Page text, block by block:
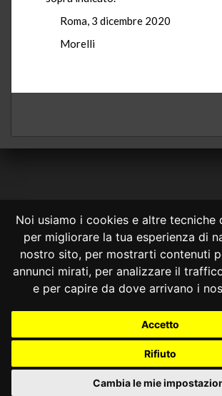
Noi usiamo i cookies e altre tecniche
per migliorare la tua esperienza di
nostro sito, per mostrarti contenuti
annunci mirati, per analizzare il
e per capire da dove arrivano i
Accetto
Rifiuto
Cambia le mie
Roma, 3 dicembre 2020
Morelli
CONSULTA ONLINE DAL 1995 -
Consulta OnLine non ha prodotto e non è
le informazioni legali di siti
costituisce una relazione di
Nessuno deve confidare o agire in base alle
info@giurcost.org| Giurisprudenza
Consulta OnLine|